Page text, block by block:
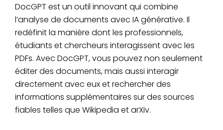
DocGPT est un outil innovant qui combine
l’analyse de documents avec IA générative. Il
redéfinit la manière dont les professionnels,
étudiants et chercheurs interagissent avec les
PDFs. Avec DocGPT, vous pouvez non seulement
éditer des documents, mais aussi interagir
directement avec eux et rechercher des
informations supplémentaires sur des sources
fiables telles que Wikipedia et arXiv.